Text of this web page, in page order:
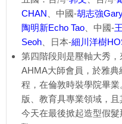
CHAN 、中國-胡志強
陶明新Echo Tao 、中國-
Seoh 、日本-細川洋樹
第四階段則是壓軸大秀
AHMA大師會員，於雅
程，在倫敦時裝學院畢
版、教育具專業領域，且
今天在最後掀起造型假